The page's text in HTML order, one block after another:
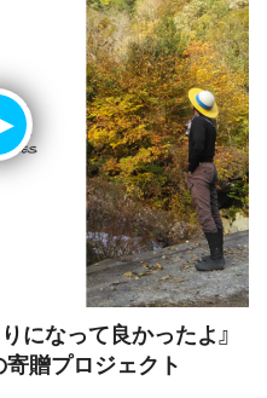
になって良かったよ』
贈プロジェクト